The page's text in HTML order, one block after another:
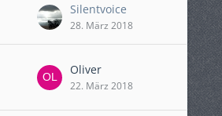
Silentvoice
28. März 2018
Oliver
22. März 2018